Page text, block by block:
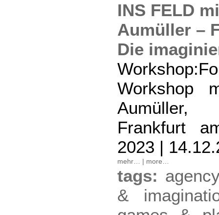
INS FELD
Aumüller –
Die
Workshop
Aumüller,
Frankfurt
2023 |
mehr… | more…
tags: agency
&